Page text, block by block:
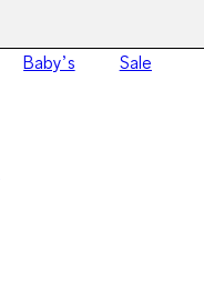
Baby’s Sale